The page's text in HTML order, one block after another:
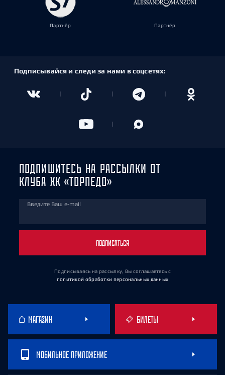
Партнёр Партнёр
Подписывайся и следи за нами в соцсетях:
ПОДПИШИТЕСЬ НА РАССЫЛКИ ОТ
КЛУБА ХК «ТОРПЕДО»
Введите Ваш e-mail
ПОДПИСАТЬСЯ
Подписываясь на рассылку, Вы соглашаетесь с
политикой обработки персональных данных
МАГАЗИН БИЛЕТЫ
МОБИЛЬНОЕ ПРИЛОЖЕНИЕ